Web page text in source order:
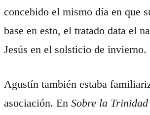
concebido el mismo día en que
base en esto, el tratado data el
Jesús en el solsticio de invierno.
Agustín también estaba
asociación. En Sobre la Trinidad